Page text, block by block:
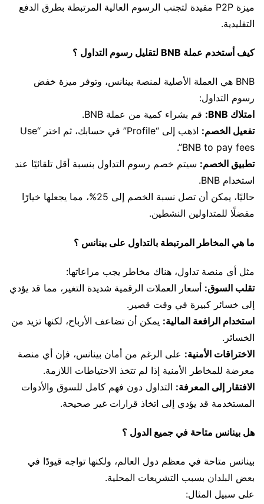
ميزة P2P مفيدة لتجنب الرسوم العالية المرتبطة بطرق الدفع
التقليدية.
كيف أستخدم عملة BNB لتقليل رسوم التداول ؟
BNB هي العملة الأصلية لمنصة بينانس، وتوفر ميزة خفض
رسوم التداول:
امتلاك BNB:
قم بشراء كمية من عملة BNB.
تفعيل الخصم:
اذهب إلى “Profile” في حسابك، ثم اختر “Use
BNB to pay fees”.
تطبيق الخصم: سيتم خصم رسوم التداول بنسبة أقل تلقائيًا عند
استخدام BNB.
حاليًا، يمكن أن تصل نسبة الخصم إلى 25%، مما يجعلها خيارًا
مفضلًا للمتداولين النشطين.
ما هي المخاطر المرتبطة بالتداول على بينانس ؟
مثل أي منصة تداول، هناك مخاطر يجب مراعاتها:
تقلب السوق: أسعار العملات الرقمية شديدة التغير، مما قد يؤدي
إلى خسائر كبيرة في وقت قصير.
استخدام الرافعة المالية: يمكن أن تضاعف الأرباح، لكنها تزيد من
الخسائر.
الاختراقات الأمنية: على الرغم من أمان بينانس، فإن أي منصة
معرضة للمخاطر الأمنية إذا لم تتخذ الاحتياطات اللازمة.
الافتقار إلى المعرفة: التداول دون فهم كامل للسوق والأدوات
المستخدمة قد يؤدي إلى اتخاذ قرارات غير صحيحة.
هل بينانس متاحة في جميع الدول ؟
بينانس متاحة في معظم دول العالم، ولكنها تواجه قيودًا في
بعض البلدان بسبب التشريعات المحلية.
على سبيل المثال: